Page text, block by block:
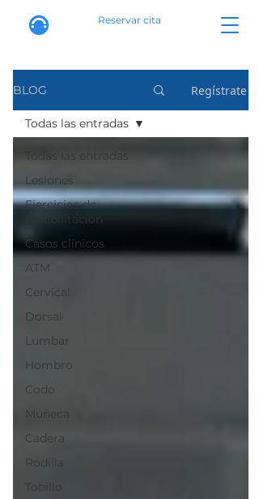
Reservar cita
BLOG Regístrate
Todas las entradas
Lesiones
Ejercicios de
rehabilitación
Casos clínicos
ATM
Cervical
Dorsal
Lumbar
Hombro
Codo
Muñeca
Cadera
Rodilla
Tobillo
Todas las entradas